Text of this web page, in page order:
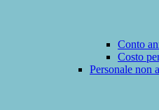
Conto
Costo
Personale non